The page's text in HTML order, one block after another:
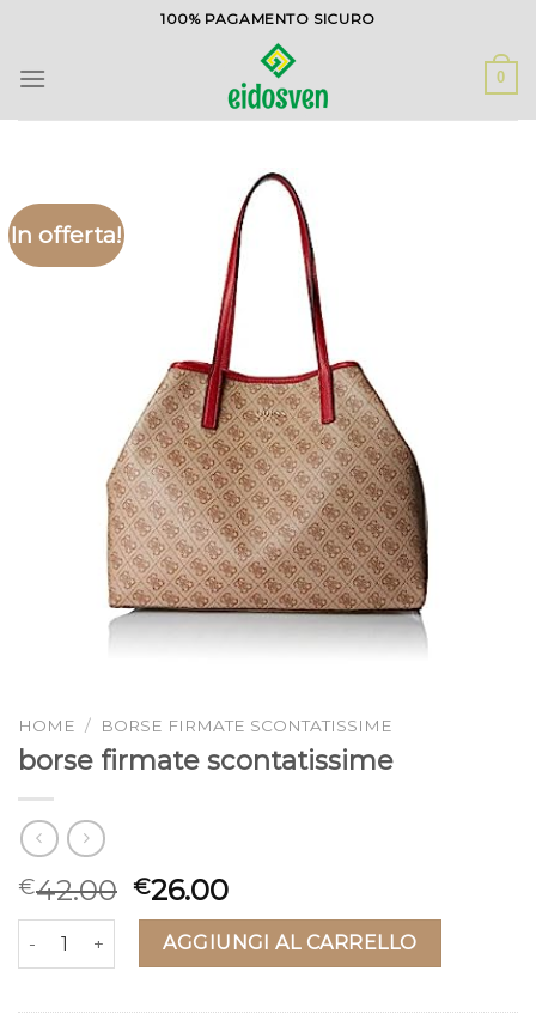
contenuti
100% PAGAMENTO SICURO
0
In offerta!
HOME / BORSE FIRMATE SCONTATISSIME
borse firmate scontatissime
€42.00 €26.00
borse firmate scontatissime quantità
AGGIUNGI AL CARRELLO